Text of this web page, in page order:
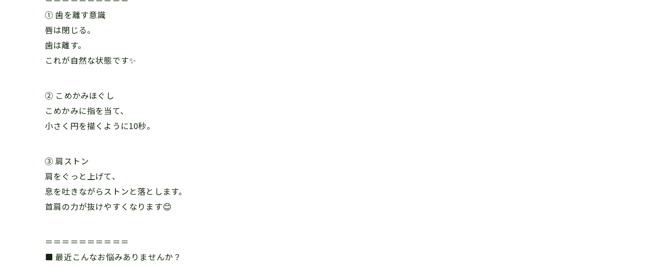
① 歯を離す意識
唇は閉じる。
歯は離す。
これが自然な状態です✨
② こめかみほぐし
こめかみに指を当て、
小さく円を描くように10秒。
③ 肩ストン
肩をぐっと上げて、
息を吐きながらストンと落とします。
首肩の力が抜けやすくなります😊
＝＝＝＝＝＝＝＝＝＝
■ 最近こんなお悩みありませんか？